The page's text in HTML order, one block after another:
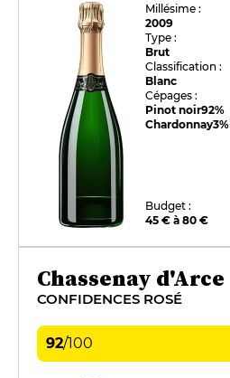
Millésime :
2009
Type :
Brut
Classification :
Blanc
Cépages :
Pinot noir92%
Chardonnay3%
Budget :
45 € à 80 €
Chassenay d'Arce
CONFIDENCES ROSÉ
92/100